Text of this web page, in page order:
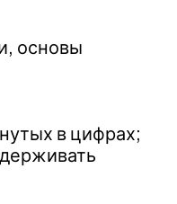
основы
в цифрах;